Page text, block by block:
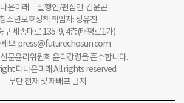
은미래 발행인/편집인: 김윤곤
청소년보호정책 책임자: 정유진
구 세종대로 135-9, 4층(태평로1가)
보:press@futurechosun.com
문윤리위원회 윤리강령을 준수합니다.
더나은미래 All rights reserved.
무단 전재 및 재배포 금지.